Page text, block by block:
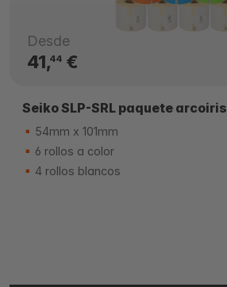
Desde
41,44€
Seiko SLP-SRL paquete arcoiris
54mm x 101mm
6 rollos a color
4 rollos blancos